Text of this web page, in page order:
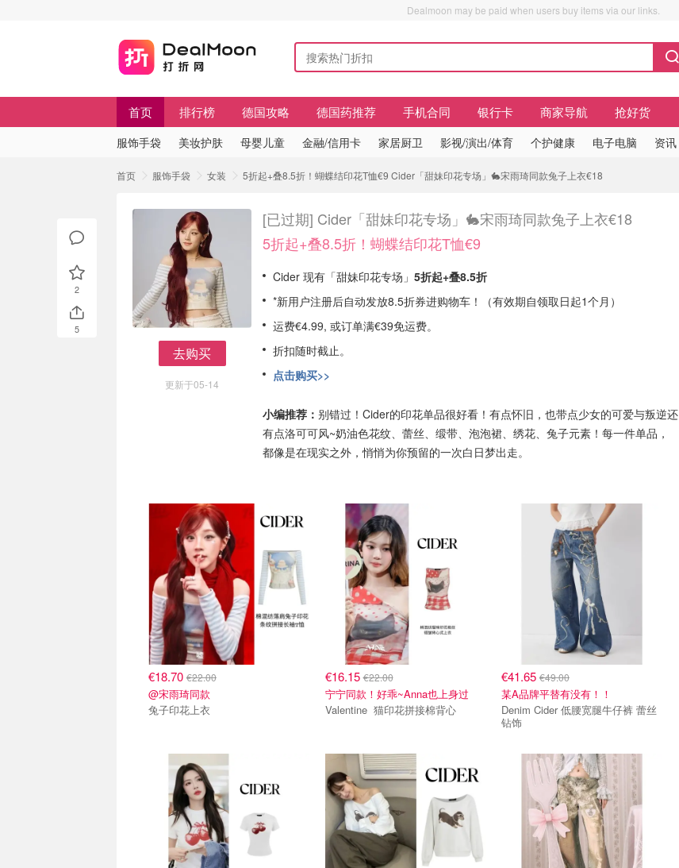
Dealmoon may be paid when users buy items via our links.
首页 排行榜 德国攻略 德国药推荐 手机合同 银行卡 商家导航 抢好货
服饰手袋 美妆护肤 母婴儿童 金融/信用卡 家居厨卫 影视/演出/体育 个护健康 电子电脑 资讯
首页 服饰手袋 女装 5折起+叠8.5折！蝴蝶结印花T恤€9 Cider「甜妹印花专场」🐇宋雨琦同款兔子上衣€18
去购买
更新于05-14
[已过期] Cider「甜妹印花专场」🐇宋雨琦同款兔子上衣€18
5折起+叠8.5折！蝴蝶结印花T恤€9
Cider 现有「甜妹印花专场」 5折起+叠8.5折
*新用户注册后自动发放8.5折券进购物车！（有效期自领取日起1个月）
运费€4.99, 或订单满€39免运费。
折扣随时截止。
点击购买>>
小编推荐： 别错过！Cider的印花单品很好看！有点怀旧，也带点少女的可爱与叛逆还
有点洛可可风~奶油色花纹、蕾丝、缎带、泡泡裙、绣花、兔子元素！每一件单品，
都像是在现实之外，悄悄为你预留的一次白日梦出走。
€18.70 €22.00
@宋雨琦同款
兔子印花上衣
€16.15€22.00
宁宁同款！好乖~Anna也上身过
Valentine 猫印花拼接棉背心
€41.65 €49.00
某A品牌平替有没有！！
Denim Cider 低腰宽腿牛仔裤 蕾丝
钻饰
2
5